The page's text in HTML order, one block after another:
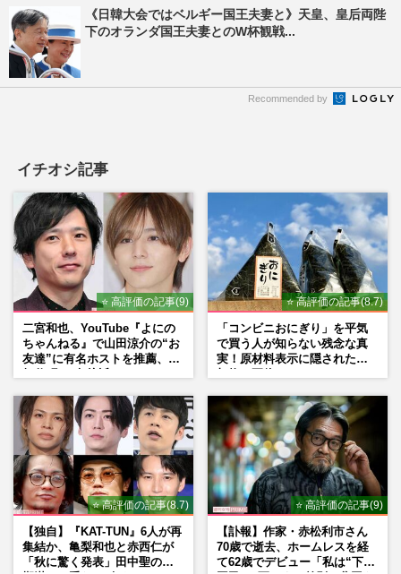
《日韓大会ではベルギー国王夫妻と》天皇、皇后両陛
下のオランダ国王夫妻とのW杯観戦...
Recommended by
イチオシ記事
⭐ 高評価の記事(9)
二宮和也、YouTube『よにの
ちゃんねる』で山田涼介の“お
友達”に有名ホストを推薦、歌
⭐ 高評価の記事(8.7)
「コンビニおにぎり」を平気
で買う人が知らない残念な真
実！原材料表示に隠された添
⭐ 高評価の記事(8.7)
【独自】『KAT-TUN』6人が再
集結か、亀梨和也と赤西仁が
「秋に驚く発表」田中聖の刑
⭐ 高評価の記事(9)
【訃報】作家・赤松利市さん
70歳で逝去、ホームレスを経
て62歳でデビュー「私は“下級